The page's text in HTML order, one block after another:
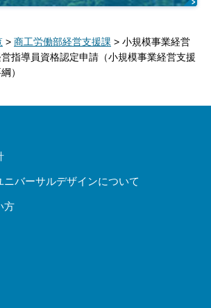
> 商工労働部経営支援課 > 小規模事業経営
指導員資格認定申請（小規模事業経営支援
）
バーサルデザインについて
方